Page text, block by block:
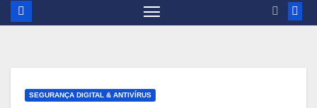
SEGURANÇA DIGITAL & ANTIVÍRUS